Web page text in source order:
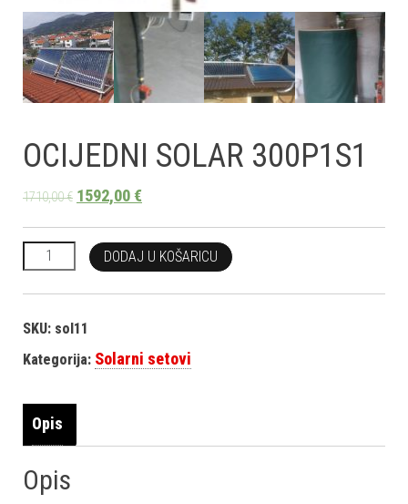
OCIJEDNI SOLAR 300P1S1
1710,00€ 1592,00€
OCIJEDNI SOLAR 300P1S1 količina
DODAJ U KOŠARICU
SKU: sol11
Kategorija: Solarni setovi
Opis
Opis